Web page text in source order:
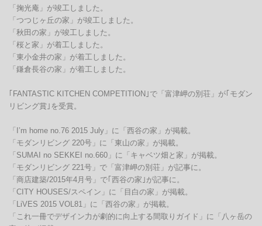
「掬光庵」が竣工しました。
「つつじヶ丘の家」が竣工しました。
「秋田の家」が竣工しました。
「桜と家」が着工しました。
「東小金井の家」が着工しました。
「鎌倉長谷の家」が着工しました。
｢FANTASTIC KITCHEN COMPETITION｣で「富津岬の別荘」が｢モダン
リビング賞｣を受賞。
「I’m home no.76 2015 July」に「西谷の家」が掲載。
「モダンリビング 220号」に「東山の家」が掲載。
「SUMAI no SEKKEI no.660」に「キャベツ畑と家」が掲載。
「モダンリビング 221号」で「富津岬の別荘」が記事に。
「商店建築/2015年4月号」で｢西谷の家｣が記事に。
「CITY HOUSES/スペイン」に「目白の家」が掲載。
「LiVES 2015 VOL81」に「西谷の家」が掲載。
「これ一冊でデザイン力が劇的に向上する間取りガイド」に「八ヶ岳の